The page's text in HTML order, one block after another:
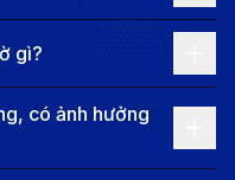
chuyến bay nối
Vietjet Air. Thời gian
kéo dài từ 14
chuyến và thời gian
gì?
có ảnh hưởng